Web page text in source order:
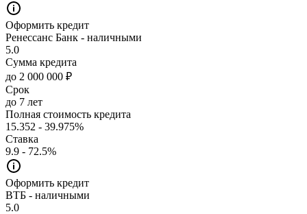
Оформить кредит
Ренессанс Банк - наличными
5.0
Сумма кредита
до 2 000 000 ₽
Срок
до 7 лет
Полная стоимость кредита
15.352 - 39.975%
Ставка
9.9 - 72.5%
Оформить кредит
ВТБ - наличными
5.0